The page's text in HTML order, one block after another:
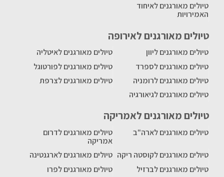
טיולים מאורגנים לאיחוד
האמירויות
טיולים מאורגנים לאירופה
טיולים מאורגנים ליוון
טיולים מאורגנים לאיטליה
טיולים מאורגנים לספרד
טיולים מאורגנים לפורטוגל
טיולים מאורגנים לרומניה
טיולים מאורגנים לצרפת
טיולים מאורגנים לגיאורגיה
טיולים מאורגנים לאמריקה
טיולים מאורגנים לארה"ב
טיולים מאורגנים לדרום
אמריקה
טיולים מאורגנים לקוסטה ריקה טיולים מאורגנים לארגנטינה
טיולים מאורגנים לברזיל
טיולים מאורגנים לפרו